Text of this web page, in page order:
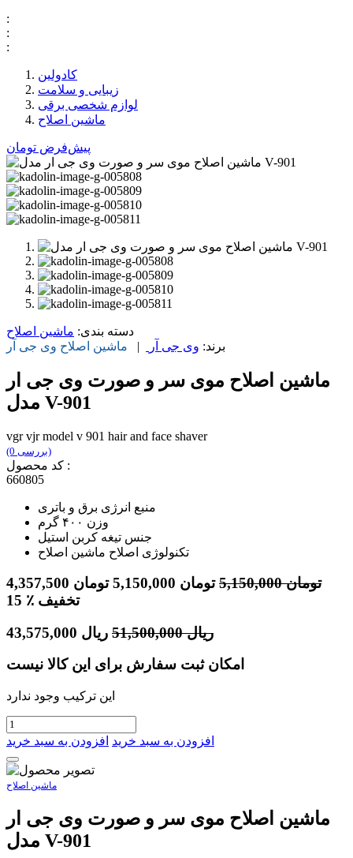
:
:
:
کادولین
زیبایی و سلامت
لوازم شخصی برقی
ماشین اصلاح
پیش‌فرض تومان
دسته بندی: ماشین اصلاح
برند: وی جی آر | ماشین اصلاح وی جی آر
ماشین اصلاح موی سر و صورت وی جی ار
مدل V-901
vgr vjr model v 901 hair and face shaver
(0 بررسی)
کد محصول :
660805
منبع انرژی برق و باتری
وزن ۴۰۰ گرم
جنس تیغه کربن استیل
تکنولوژی اصلاح ماشین اصلاح
4,357,500 تومان 5,150,000تومان 5,150,000 تومان
15
٪ تخفیف
43,575,000 ریال 51,500,000 ریال
امکان ثبت سفارش برای این کالا نیست
این ترکیب وجود ندارد
افزودن به سبد خرید افزودن به سبد خرید
ماشین اصلاح
ماشین اصلاح موی سر و صورت وی جی ار
مدل V-901